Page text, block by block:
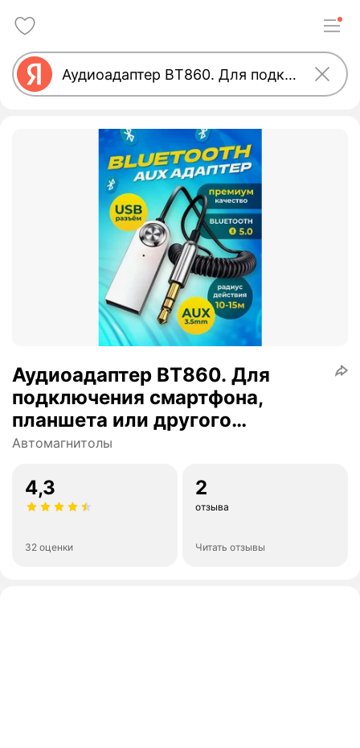
Аудиоадаптер BT860. Для
подключения смартфона,
планшета или другого
Bluetooth-устройства к
Автомагнитолы
4,3
32 оценки
2
отзыва
Читать отзывы